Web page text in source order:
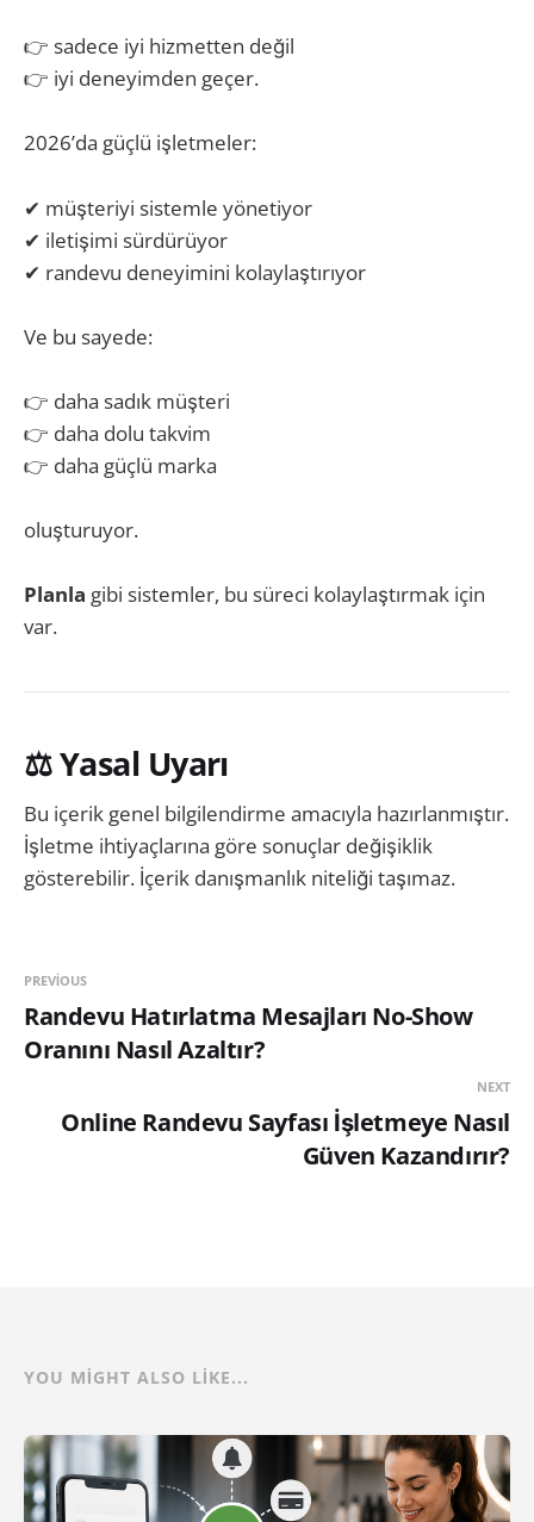
👉 sadece iyi hizmetten değil
👉 iyi deneyimden geçer.
2026’da güçlü işletmeler:
✔ müşteriyi sistemle yönetiyor
✔ iletişimi sürdürüyor
✔ randevu deneyimini kolaylaştırıyor
Ve bu sayede:
👉 daha sadık müşteri
👉 daha dolu takvim
👉 daha güçlü marka
oluşturuyor.
Planla gibi sistemler, bu süreci kolaylaştırmak için
var.
⚖️ Yasal Uyarı
Bu içerik genel bilgilendirme amacıyla hazırlanmıştır.
İşletme ihtiyaçlarına göre sonuçlar değişiklik
gösterebilir. İçerik danışmanlık niteliği taşımaz.
PREVIOUS
Randevu Hatırlatma Mesajları No-Show
Oranını Nasıl Azaltır?
NEXT
Online Randevu Sayfası İşletmeye Nasıl
Güven Kazandırır?
YOU MIGHT ALSO LIKE...